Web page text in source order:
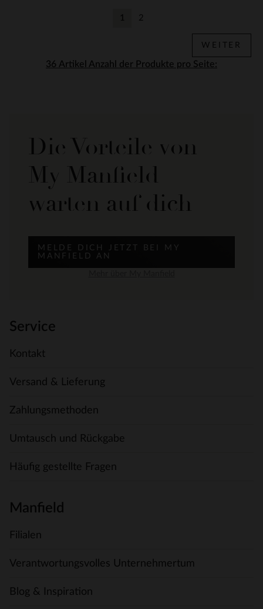
Anzahl der Produkte pro Seite:
1 2
WEITER
Die Vorteile von
My Manfield
warten auf dich
MELDE DICH JETZT BEI MY
MANFIELD AN
Service
Kontakt
Versand & Lieferung
Zahlungsmethoden
Umtausch und Rückgabe
Häufig gestellte Fragen
Manfield
Filialen
Verantwortungsvolles Unternehmertum
Blog & Inspiration